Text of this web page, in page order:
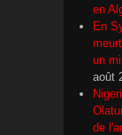
en
En
un
août
de